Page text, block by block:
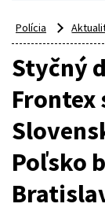
Polícia
Styčný
Frontex
Poľsko